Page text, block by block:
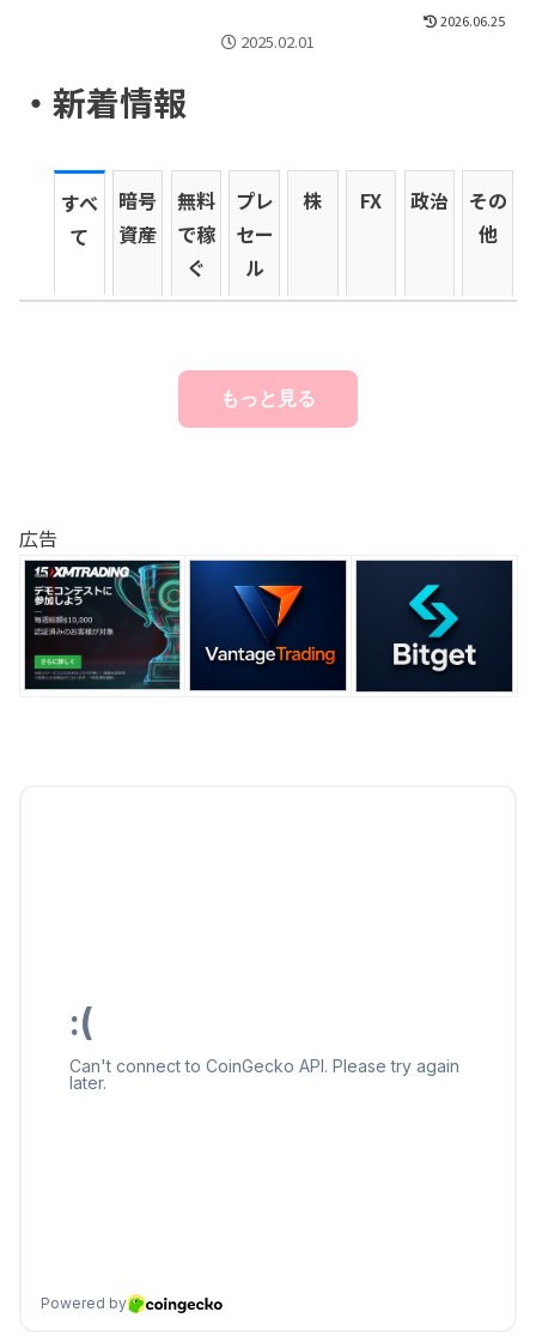
2026.06.25
2025.02.01
・ 新着情報
すべ
て
暗号
資産
無料
で稼
ぐ
プレ
セー
ル
株 FX 政治
その
他
もっと見る
広告